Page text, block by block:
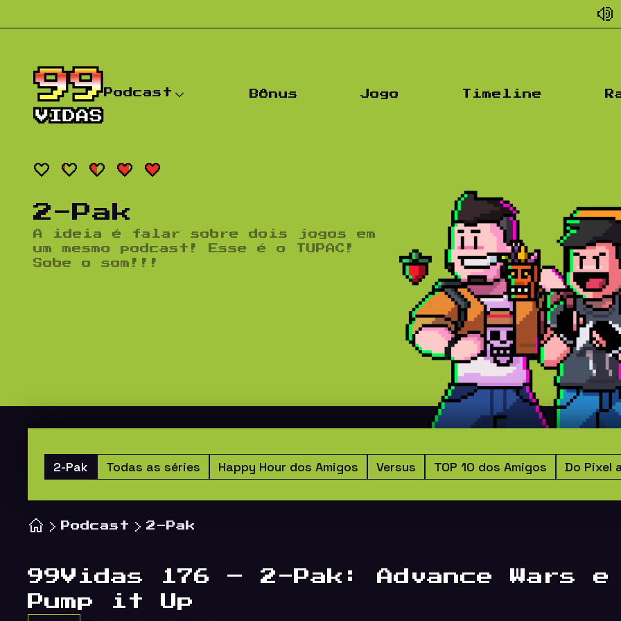
Podcast
Podcast Bônus Jogo Timeline
2-Pak
A ideia é falar sobre dois jogos em
um mesmo podcast! Esse é o TUPAC!
Sobe o som!!!
Todas as séries Happy Hour dos Amigos Versus TOP 10 dos Amigos Do Pixel
2-Pak
Podcast 2-Pak
99Vidas 176 – 2-Pak: Advance Wars e
Pump it Up